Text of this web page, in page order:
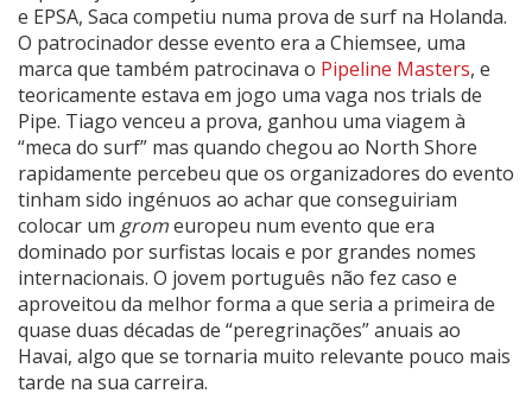
e EPSA, Saca competiu numa prova de surf na Holanda.
O patrocinador desse evento era a Chiemsee, uma
marca que também patrocinava o Pipeline Masters, e
teoricamente estava em jogo uma vaga nos trials de
Pipe. Tiago venceu a prova, ganhou uma viagem à
“meca do surf” mas quando chegou ao North Shore
rapidamente percebeu que os organizadores do evento
tinham sido ingénuos ao achar que conseguiriam
colocar um gromeuropeu num evento que era
dominado por surfistas locais e por grandes nomes
internacionais. O jovem português não fez caso e
aproveitou da melhor forma a que seria a primeira de
quase duas décadas de “peregrinações” anuais ao
Havai, algo que se tornaria muito relevante pouco mais
tarde na sua carreira.